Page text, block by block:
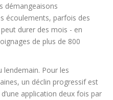
démangeaisons
écoulements, parfois des
durer des mois - en
de plus de 800
lendemain. Pour les
un déclin progressif est
application deux fois par